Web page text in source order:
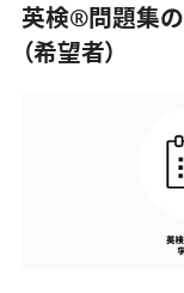
英検®️問題集
（希望者）